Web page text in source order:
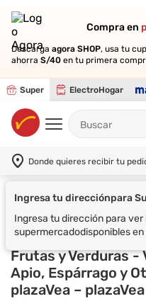
Compra en
Descarga agora SHOP, usa tu
ahorra S/40 en tu primera
Super ElectroHogar
Compra en
Descarga agora SHOP, usa tu
ahorra S/40 en tu primera
Donde quieres recibir tu
Ingresa tu direcciónpara
Ingresa tu dirección para
supermercadodisponibles
Supermercado
Frutas y Verduras -
Apio, Espárrago y
plazaVea – plazaVea